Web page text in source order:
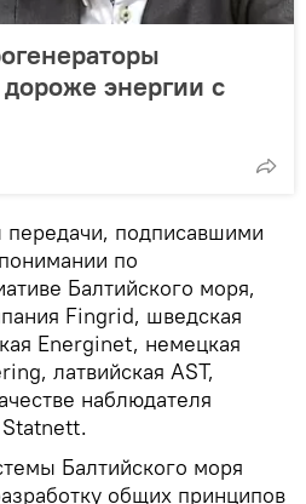
энергии с
подписавшими
по
Балтийского моря,
Fingrid, шведская
Energinet, немецкая
латвийская AST,
наблюдателя
Балтийского моря
общих принципов